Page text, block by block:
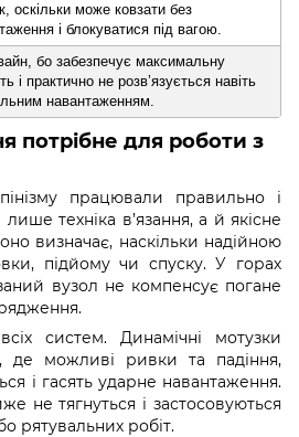
оскільки може ковзати без
і блокуватися під вагою.
бо забезпечує максимальну
і практично не розв’язується навіть
навантаженням.
потрібне для роботи з
працювали правильно і
техніка в’язання, а й якісне
визначає, наскільки надійною
підйому чи спуску. У горах
вузол не компенсує погане
систем. Динамічні мотузки
де можливі ривки та падіння,
і гасять ударне навантаження.
не тягнуться і застосовуються
рятувальних робіт.